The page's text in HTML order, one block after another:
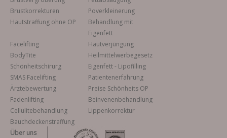
Brustkorrekturen
Poverkleinerung
Hautstraffung ohne OP
Behandlung mit
Eigenfett
Facelifting
Hautverjüngung
BodyTite
Heilmittelwerbegesetz
Schönheitschirurg
Eigenfett - Lipofilling
SMAS Facelifting
Patientenerfahrung
Ärztebewertung
Preise Schönheits OP
Fadenlifting
Beinvenenbehandlung
Cellulitebehandlung
Lippenkorrektur
Bauchdeckenstraffung
Über uns